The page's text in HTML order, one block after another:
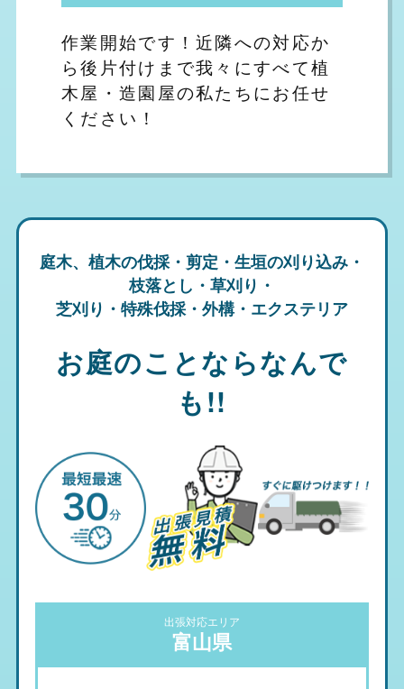
作業開始です！近隣への対応か
ら後片付けまで我々にすべて植
木屋・造園屋の私たちにお任せ
ください！
庭木、植木の伐採・剪定・生垣の刈り込み・
枝落とし・草刈り・
芝刈り・特殊伐採・外構・エクステリア
お庭のことならなんで
も!!
出張対応エリア
富山県